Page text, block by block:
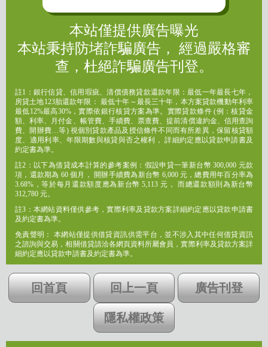
本站僅提供廣告曝光
本站秉持防堵詐騙廣告， 經過嚴格審
查，杜絕詐騙廣告刊登。
註1：銀行信貸、信用瑕疵、清償債務貸款還款年限：最低一年最長七年，
房貸土地123胎還款年限： 最低十年～最長三十年，本方案貸款機動年利率
最低12%最高30%，實際依銀行核貸方案為準。實際貸款條件 (例：核貸金
額、利率、月付金、帳管費、手續費、票查費、提前清償違約金、信用查詢
費、開辦費…等) 視個別貸款產品及授信條件不同而有所差異，保留核貸額
度、適用利率、年限期數與核貸與否之權利， 詳細約定應以貸款申請書及
約定書為準。
註2：以下為借貸成本計算的參考案例：假設申貸一筆新台幣 300,000 元款
項，還款期為 60 個月， 開辦手續費為新台幣 6,000 元，總費用年百分率為
3.68%，等於每月還款額度應為新台幣 5,113 元， 而總還款額則為新台幣
312,780 元。
註3：本網站資料僅供參考，實際利率及貸款方案詳細約定應以貸款申請書
及約定書為準。
免責聲明： 本網站僅提供借貸資訊供需平台，並不涉入其中任何借貸資訊
之諮詢與交易，相關借貸請洽各網頁資料所屬會員，實際利率及貸款方案詳
細約定應以貸款申請書及約定書為準。
回首頁 回上一頁 廣告刊登
隱私權政策